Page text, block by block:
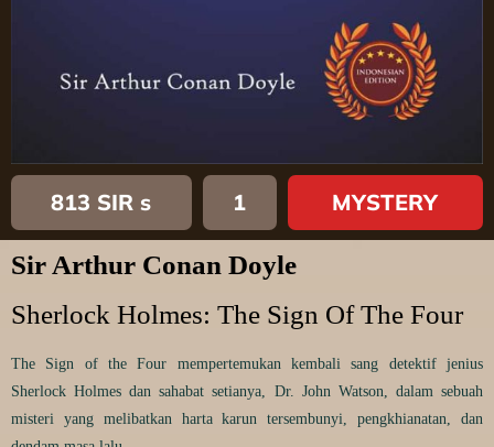
813 SIR s 1 MYSTERY
Sir Arthur Conan Doyle
Sherlock Holmes: The Sign Of The Four
The Sign of the Four mempertemukan kembali sang detektif jenius
Sherlock Holmes dan sahabat setianya, Dr. John Watson, dalam sebuah
misteri yang melibatkan harta karun tersembunyi, pengkhianatan, dan